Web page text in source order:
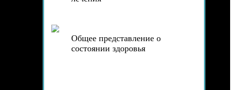
Общее представление о
состоянии здоровья